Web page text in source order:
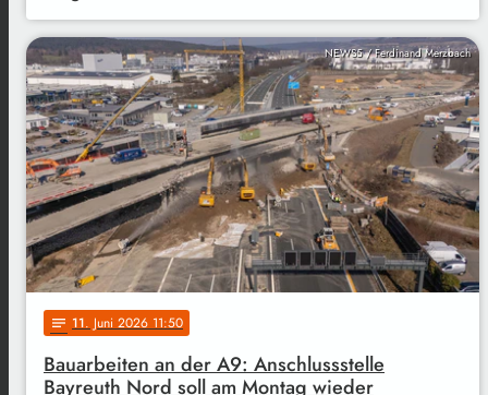
NEWS5 / Ferdinand Merzbach
notes 11. Juni 2026 11:50
Bauarbeiten an der A9: Anschlussstelle
Bayreuth Nord soll am Montag wieder